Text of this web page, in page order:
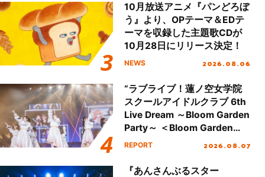
10月放送アニメ『パンどろぼ
う』より、OPテーマ＆EDテ
ーマを収録した主題歌CDが
10月28日にリリース決定！
NEWS 2026.08.06
“ラブライブ！蓮ノ空女学院
スクールアイドルクラブ 6th
Live Dream ～Bloom Garden
Party～ ＜Bloom Garden
Party Stage／埼玉公演＞”
REPORT 2026.08.07
『あんさんぶるスター